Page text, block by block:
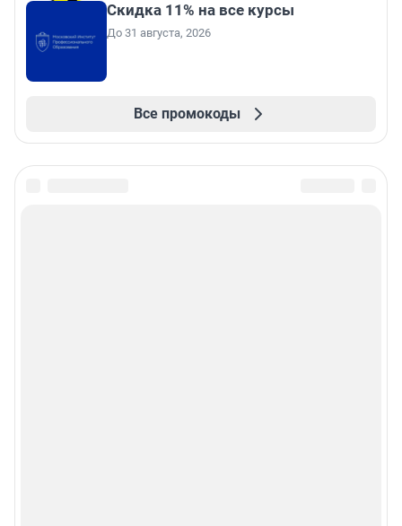
Скидка 11% на все курсы
До 31 августа, 2026
Все промокоды